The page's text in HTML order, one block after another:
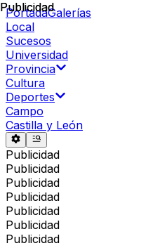
PortadaGalerías
Local
Sucesos
Universidad
Provincia
Cultura
Deportes
Campo
Castilla y León
Publicidad
Publicidad
Publicidad
Publicidad
Publicidad
Publicidad
Publicidad
Publicidad
Publicidad